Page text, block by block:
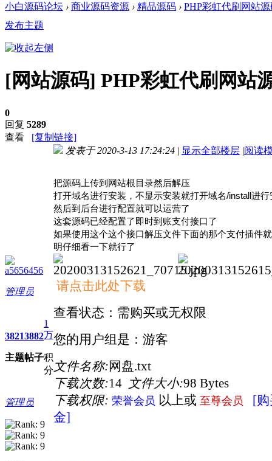
小白源码论坛 › 商业源码资源 › 精品源码 › PHP彩虹代刷网站
发布主题
[网站源码] PHP彩虹代刷网站
0
回复 5289
查看
[复制链接]
a5656456
管理员
3821
主题
3882
帖子
1
万
积
分
管理员
发表于 2020-3-13 17:24:24 | 显示全部楼层 |阅读
把源码上传到网站根目录然后解压
打开域名进行安装，不显示安装就打开域名/install进行
然后到后台进行配置就可以运营了
这套源码已经配置了即时到账支付接口了
如果使用这个这个接口解压文件下面的那个支付插件
明仔细看一下就行了
请点击此处下载
查看状态：需购买或无权限
您的用户组是：游客
文件名称:网盘.txt
下载次数:14 文件大小:98 Bytes
下载权限: 荣誉会员 以上或 至尊会员
[
金]